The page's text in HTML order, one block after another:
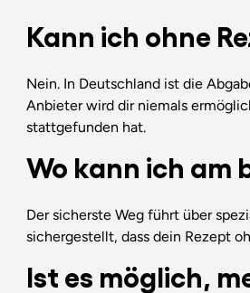
Kann ich ohne
Nein. In Deutschland ist die
Anbieter wird dir niemals
stattgefunden hat.
Wo kann ich am
Der sicherste Weg führt über
sichergestellt, dass dein Rezept
Ist es möglich,